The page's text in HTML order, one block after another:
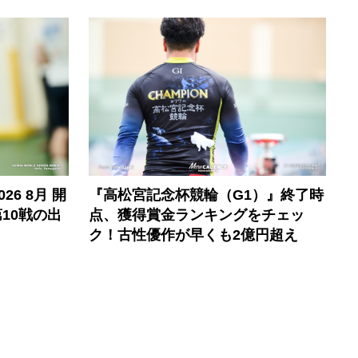
8月 開
戦の出
『高松宮記念杯競輪（G1）』終了時
点、獲得賞金ランキングをチェッ
ク！古性優作が早くも2億円超え